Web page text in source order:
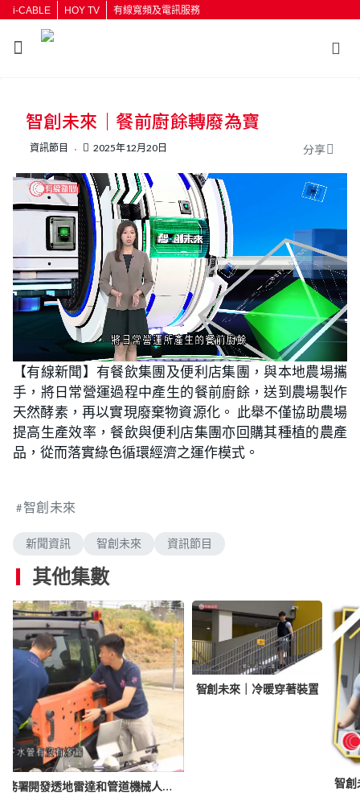
i-CABLE HOY TV 有線寬頻及電訊服務
按輸入鍵開始搜尋
智創未來｜餐前廚餘轉廢為寶
資訊節目 2025年12月20日 分享
n
m
t
e
L
o
a
d
e
d
:
1
8
8
%
【有線新聞】有餐飲集團及便利店集團，與本地農場攜
手，將日常營運過程中產生的餐前廚餘，送到農場製作
天然酵素，再以實現廢棄物資源化。 此舉不僅協助農場
提高生產效率，餐飲與便利店集團亦回購其種植的農產
品，從而落實綠色循環經濟之運作模式。
智創未來
新聞資訊 智創未來 資訊節目
其他集數
智創未來｜大學團隊夥水務署開發透地雷達和管道機械人 冀提升地下水管測漏技術
智創未來｜冷暖穿著裝置
智創